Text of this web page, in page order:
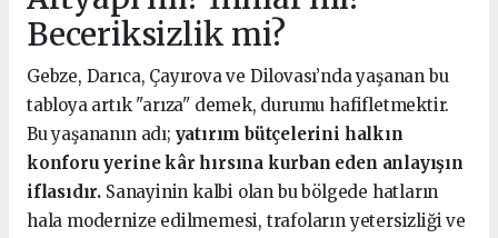
Beceriksizlik mi?
Gebze, Darıca, Çayırova ve Dilovası’nda yaşanan bu
tabloya artık "arıza" demek, durumu hafifletmektir.
Bu yaşananın adı; yatırım bütçelerini halkın
konforu yerine kâr hırsına kurban eden anlayışın
iflasıdır. Sanayinin kalbi olan bu bölgede hatların
hala modernize edilmemesi, trafoların yetersizliği ve